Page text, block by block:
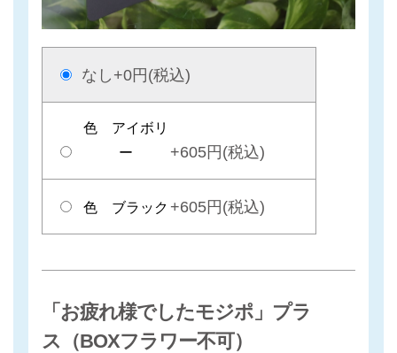
なし +0円(税込)
色 アイボリ
ー
+605円(税込)
色 ブラック +605円(税込)
「お疲れ様でしたモジポ」プラ
ス（BOXフラワー不可）